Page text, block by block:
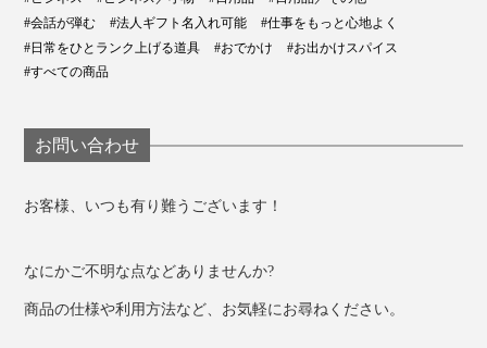
#会話が弾む
#法人ギフト名入れ可能
#仕事をもっと心地よく
#日常をひとランク上げる道具
#おでかけ
#お出かけスパイス
#すべての商品
お問い合わせ
お客様、いつも有り難うございます！
なにかご不明な点などありませんか?
商品の仕様や利用方法など、お気軽にお尋ねください。